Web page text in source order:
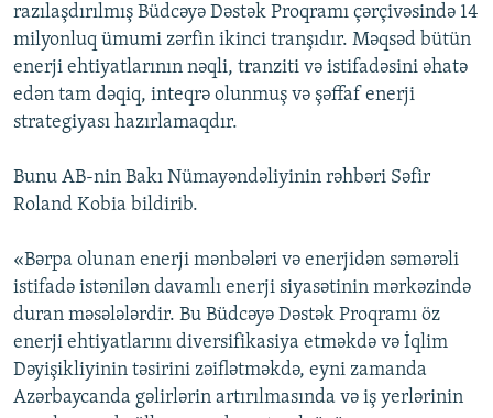
FOTOQALEREYA
İNFOQRAFIKA
KARIKATURA
OXU ZALI
AZƏRBAYCAN ƏDƏBIYYATI KITABXANASI
İSLAM VƏ DEMOKRATIYA
İZ - MƏDƏNIYYƏT PROQRAMI
HAQQIMIZDA
MISSIYAMIZ
PEŞƏ ETIKASI VƏ JURNALISTIKA STANDARTLARIMIZ
MATERIALLARIMIZDAN ISTIFADƏ
AZADLIQRADIOSU MOBIL TELEFONUNUZDA
XƏBƏR BÜLLETENLƏRIMIZ
BIZI IZLƏ
RFE/RL-in bütün saytları
razılaşdırılmış Büdcəyə Dəstək Proqramı çərçivəsində 14
milyonluq ümumi zərfin ikinci tranşıdır. Məqsəd bütün
enerji ehtiyatlarının nəqli, tranziti və istifadəsini əhatə
edən tam dəqiq, inteqrə olunmuş və şəffaf enerji
strategiyası hazırlamaqdır.
Bunu AB-nin Bakı Nümayəndəliyinin rəhbəri Səfir
Roland Kobia bildirib.
«Bərpa olunan enerji mənbələri və enerjidən səmərəli
istifadə istənilən davamlı enerji siyasətinin mərkəzində
duran məsələlərdir. Bu Büdcəyə Dəstək Proqramı öz
enerji ehtiyatlarını diversifikasiya etməkdə və İqlim
Dəyişikliyinin təsirini zəiflətməkdə, eyni zamanda
Azərbaycanda gəlirlərin artırılmasında və iş yerlərinin